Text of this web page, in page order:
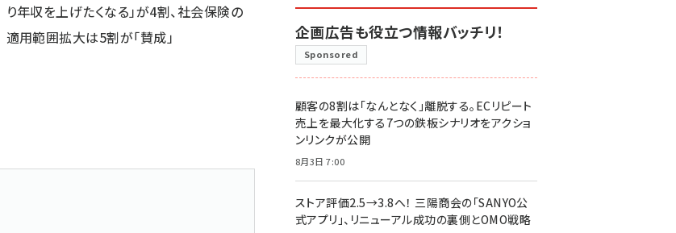
り年収を上げたくなる」が4割、社会保険の
適用範囲拡大は5割が「賛成」
企画広告も役立つ情報バッチリ！
Sponsored
顧客の8割は「なんとなく」離脱する。ECリピート
売上を最大化する7つの鉄板シナリオをアクショ
ンリンクが公開
8月3日 7:00
ストア評価2.5→3.8へ！ 三陽商会の「SANYO公
式アプリ」、リニューアル成功の裏側とOMO戦略